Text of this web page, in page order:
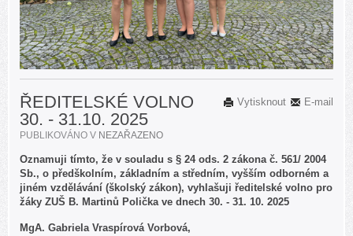
E-mail
Vytisknout
ŘEDITELSKÉ VOLNO
30. - 31.10. 2025
PUBLIKOVÁNO V NEZAŘAZENO
Oznamuji tímto, že v souladu s § 24 ods. 2 zákona č. 561/ 2004
Sb., o předškolním, základním a středním, vyšším odborném a
jiném vzdělávání (školský zákon), vyhlašuji ředitelské volno pro
žáky ZUŠ B. Martinů Polička ve dnech 30. - 31. 10. 2025
MgA. Gabriela Vraspírová Vorbová,